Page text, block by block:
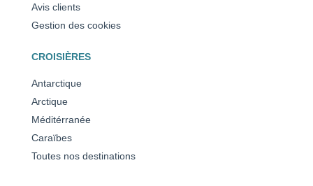
Avis clients
Gestion des cookies
CROISIÈRES
Antarctique
Arctique
Méditérranée
Caraïbes
Toutes nos destinations